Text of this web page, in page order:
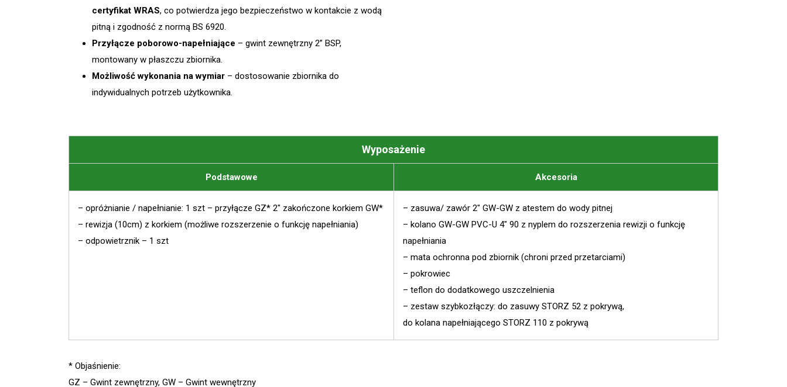
certyfikat WRAS, co potwierdza jego bezpieczeństwo w kontakcie z wodą
pitną i zgodność z normą BS 6920.
Przyłącze poborowo-napełniające – gwint zewnętrzny 2” BSP,
montowany w płaszczu zbiornika.
Możliwość wykonania na wymiar – dostosowanie zbiornika do
indywidualnych potrzeb użytkownika.
Wyposażenie
Podstawowe Akcesoria
– opróżnianie / napełnianie: 1 szt – przyłącze GZ* 2″ zakończone korkiem GW*
– rewizja (10cm) z korkiem (możliwe rozszerzenie o funkcję napełniania)
– odpowietrznik – 1 szt
– zasuwa/ zawór 2″ GW-GW z atestem do wody pitnej
– kolano GW-GW PVC-U 4″ 90 z nyplem do rozszerzenia rewizji o funkcję
napełniania
– mata ochronna pod zbiornik (chroni przed przetarciami)
– pokrowiec
– teflon do dodatkowego uszczelnienia
– zestaw szybkozłączy: do zasuwy STORZ 52 z pokrywą,
do kolana napełniającego STORZ 110 z pokrywą
* Objaśnienie:
GZ – Gwint zewnętrzny, GW – Gwint wewnętrzny